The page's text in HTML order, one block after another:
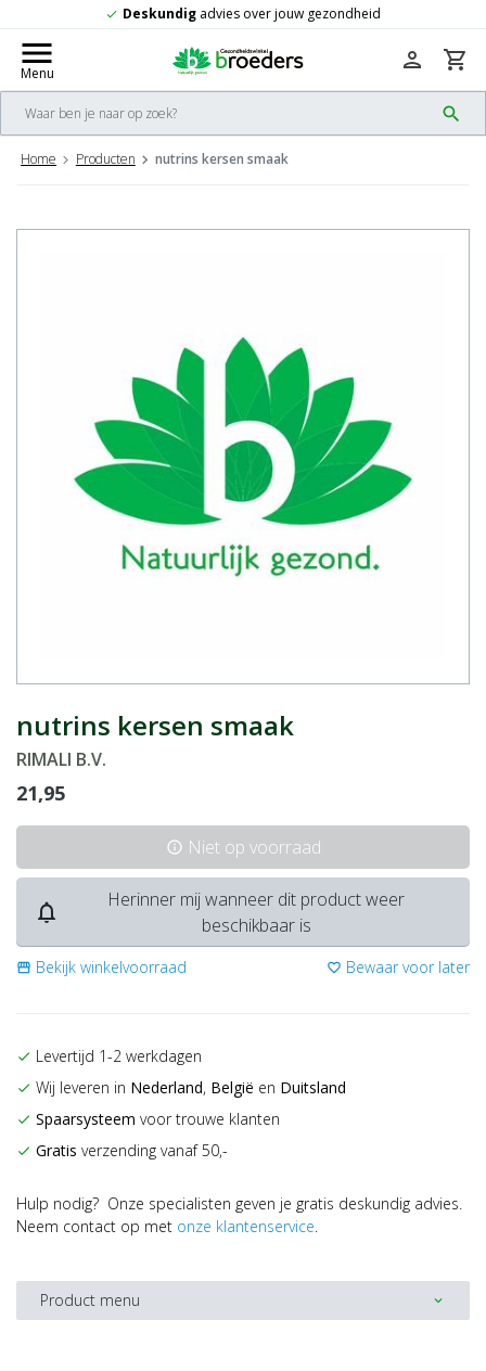
advies over jouw gezondheid
menu
Menu
search
person shopping_cart
Home Producten nutrins kersen smaak
nutrins kersen smaak
RIMALI B.V.
21,95
info Niet op voorraad
notifications_none
Herinner mij wanneer dit product weer
beschikbaar is
storefront Bekijk winkelvoorraad favorite_border Bewaar voor later
check Levertijd 1-2 werkdagen
check Wij leveren in Nederland, België en Duitsland
check Spaarsysteem voor trouwe klanten
check Gratis verzending vanaf 50,-
Hulp nodig? Onze specialisten geven je gratis deskundig advies.
Neem contact op met onze klantenservice.
Product menu expand_more